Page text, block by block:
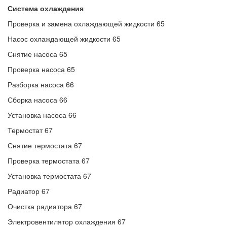
Система охлаждения
Проверка и замена охлаждающей жидкости 65
Насос охлаждающей жидкости 65
Снятие насоса 65
Проверка насоса 65
Разборка насоса 66
Сборка насоса 66
Установка насоса 66
Термостат 67
Снятие термостата 67
Проверка термостата 67
Установка термостата 67
Радиатор 67
Очистка радиатора 67
Электровентилятор охлаждения 67